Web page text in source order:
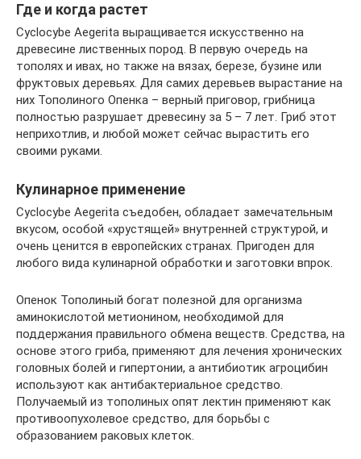
Где и когда растет
Cyclocybe Aegerita выращивается искусственно на
древесине лиственных пород. В первую очередь на
тополях и ивах, но также на вязах, березе, бузине или
фруктовых деревьях. Для самих деревьев вырастание на
них Тополиного Опенка – верный приговор, грибница
полностью разрушает древесину за 5 – 7 лет. Гриб этот
неприхотлив, и любой может сейчас вырастить его
своими руками.
Кулинарное применение
Cyclocybe Aegerita съедобен, обладает замечательным
вкусом, особой «хрустящей» внутренней структурой, и
очень ценится в европейских странах. Пригоден для
любого вида кулинарной обработки и заготовки впрок.
Опенок Тополиный богат полезной для организма
аминокислотой метионином, необходимой для
поддержания правильного обмена веществ. Средства, на
основе этого гриба, применяют для лечения хронических
головных болей и гипертонии, а антибиотик агроцибин
используют как антибактериальное средство.
Получаемый из тополиных опят лектин применяют как
противоопухолевое средство, для борьбы с
образованием раковых клеток.